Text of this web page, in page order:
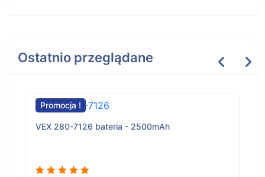
Ostatnio przeglądane
Promocja !
VEX 280-7126 bateria - 2500mAh